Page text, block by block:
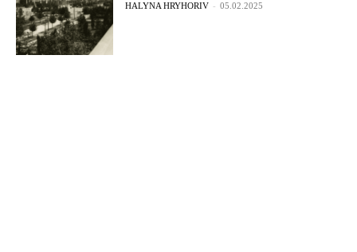
HALYNA HRYHORIV - 05.02.2025